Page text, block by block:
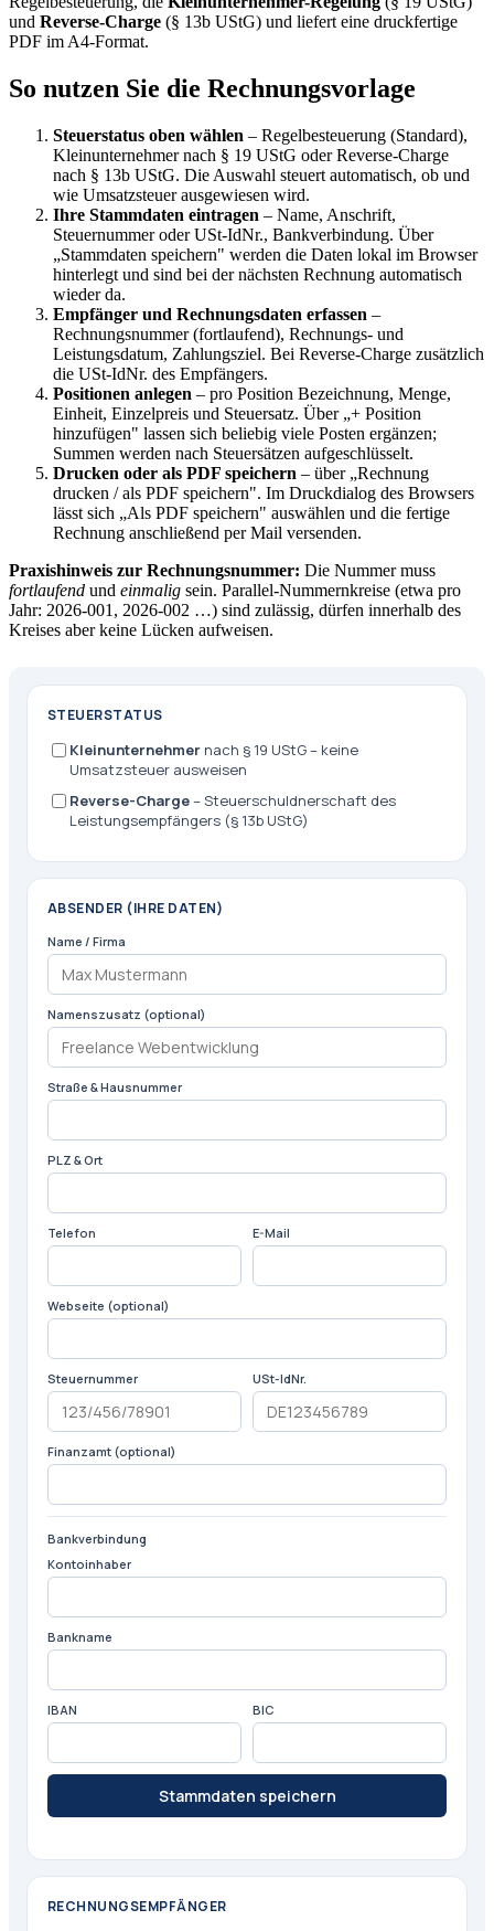
und Reverse-Charge (§ 13b UStG) und liefert eine druckfertige
PDF im A4-Format.
So nutzen Sie die Rechnungsvorlage
Steuerstatus oben wählen – Regelbesteuerung (Standard),
Kleinunternehmer nach § 19 UStG oder Reverse-Charge
nach § 13b UStG. Die Auswahl steuert automatisch, ob und
wie Umsatzsteuer ausgewiesen wird.
Ihre Stammdaten eintragen – Name, Anschrift,
Steuernummer oder USt-IdNr., Bankverbindung. Über
„Stammdaten speichern" werden die Daten lokal im Browser
hinterlegt und sind bei der nächsten Rechnung automatisch
wieder da.
Empfänger und Rechnungsdaten erfassen –
Rechnungsnummer (fortlaufend), Rechnungs- und
Leistungsdatum, Zahlungsziel. Bei Reverse-Charge zusätzlich
die USt-IdNr. des Empfängers.
Positionen anlegen – pro Position Bezeichnung, Menge,
Einheit, Einzelpreis und Steuersatz. Über „+ Position
hinzufügen" lassen sich beliebig viele Posten ergänzen;
Summen werden nach Steuersätzen aufgeschlüsselt.
Drucken oder als PDF speichern – über „Rechnung
drucken / als PDF speichern". Im Druckdialog des Browsers
lässt sich „Als PDF speichern" auswählen und die fertige
Rechnung anschließend per Mail versenden.
Praxishinweis zur Rechnungsnummer: Die Nummer muss
fortlaufend und einmalig sein. Parallel-Nummernkreise (etwa pro
Jahr: 2026-001, 2026-002 …) sind zulässig, dürfen innerhalb des
Kreises aber keine Lücken aufweisen.
STEUERSTATUS
Kleinunternehmer nach § 19 UStG – keine
Umsatzsteuer ausweisen
Reverse-Charge– Steuerschuldnerschaft des
Leistungsempfängers (§ 13b UStG)
ABSENDER (IHRE DATEN)
Name / Firma
Namenszusatz (optional)
Straße & Hausnummer
PLZ & Ort
Telefon E-Mail
Webseite (optional)
Steuernummer USt-IdNr.
Finanzamt (optional)
Bankverbindung
Kontoinhaber
Bankname
IBAN BIC
Stammdaten speichern
RECHNUNGSEMPFÄNGER